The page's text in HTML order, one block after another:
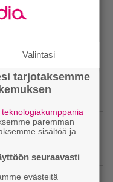
trailerin
episodin
Valintasi
tarjotaksemme
teknologiakumppania
paremman
sisältöä ja
seuraavasti
evästeitä